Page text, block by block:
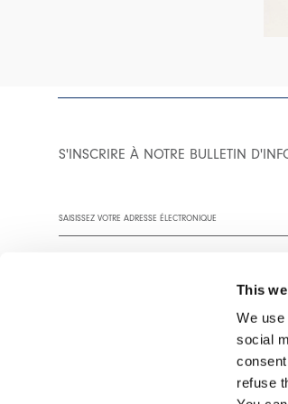
This
We
social
refuse
S'INSCRIRE À NOTRE BULLETIN
Vous êtes invité à lire notre politique